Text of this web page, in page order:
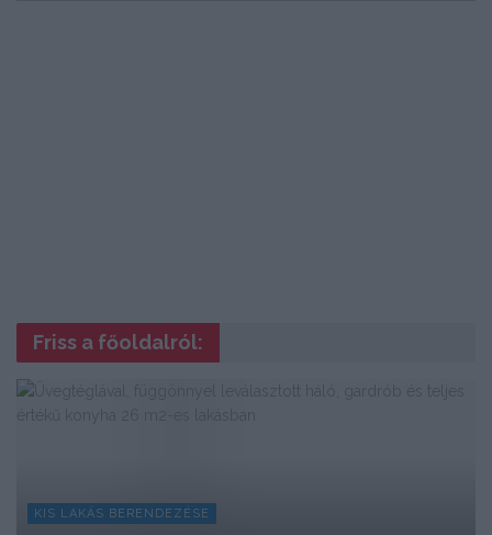
Friss a főoldalról:
KIS LAKÁS BERENDEZÉSE